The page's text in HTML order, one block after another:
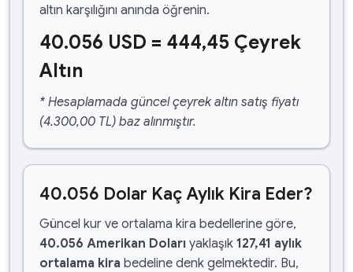
altın karşılığını anında öğrenin.
40.056 USD = 444,45 Çeyrek
Altın
* Hesaplamada güncel çeyrek altın satış fiyatı
(4.300,00 TL) baz alınmıştır.
40.056 Dolar Kaç Aylık Kira Eder?
Güncel kur ve ortalama kira bedellerine göre,
40.056 Amerikan Doları yaklaşık 127,41 aylık
ortalama kira bedeline denk gelmektedir. Bu,